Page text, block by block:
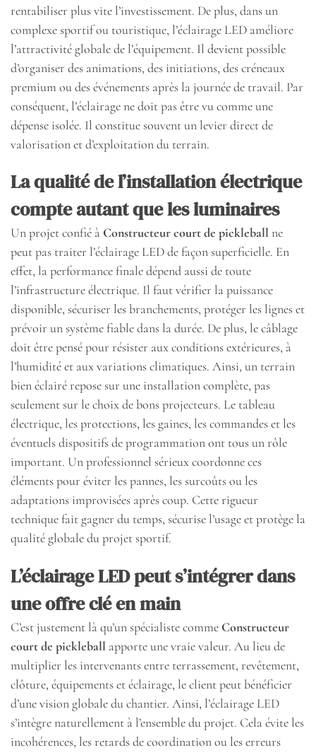
rentabiliser plus vite l’investissement. De plus, dans un
complexe sportif ou touristique, l’éclairage LED améliore
l’attractivité globale de l’équipement. Il devient possible
d’organiser des animations, des initiations, des créneaux
premium ou des événements après la journée de travail. Par
conséquent, l’éclairage ne doit pas être vu comme une
dépense isolée. Il constitue souvent un levier direct de
valorisation et d’exploitation du terrain.
La qualité de l’installation électrique
compte autant que les luminaires
Un projet confié à Constructeur court de pickleball ne
peut pas traiter l’éclairage LED de façon superficielle. En
effet, la performance finale dépend aussi de toute
l’infrastructure électrique. Il faut vérifier la puissance
disponible, sécuriser les branchements, protéger les lignes et
prévoir un système fiable dans la durée. De plus, le câblage
doit être pensé pour résister aux conditions extérieures, à
l’humidité et aux variations climatiques. Ainsi, un terrain
bien éclairé repose sur une installation complète, pas
seulement sur le choix de bons projecteurs. Le tableau
électrique, les protections, les gaines, les commandes et les
éventuels dispositifs de programmation ont tous un rôle
important. Un professionnel sérieux coordonne ces
éléments pour éviter les pannes, les surcoûts ou les
adaptations improvisées après coup. Cette rigueur
technique fait gagner du temps, sécurise l’usage et protège la
qualité globale du projet sportif.
L’éclairage LED peut s’intégrer dans
une offre clé en main
C’est justement là qu’un spécialiste comme Constructeur
court de pickleball apporte une vraie valeur. Au lieu de
multiplier les intervenants entre terrassement, revêtement,
clôture, équipements et éclairage, le client peut bénéficier
d’une vision globale du chantier. Ainsi, l’éclairage LED
s’intègre naturellement à l’ensemble du projet. Cela évite les
incohérences, les retards de coordination ou les erreurs